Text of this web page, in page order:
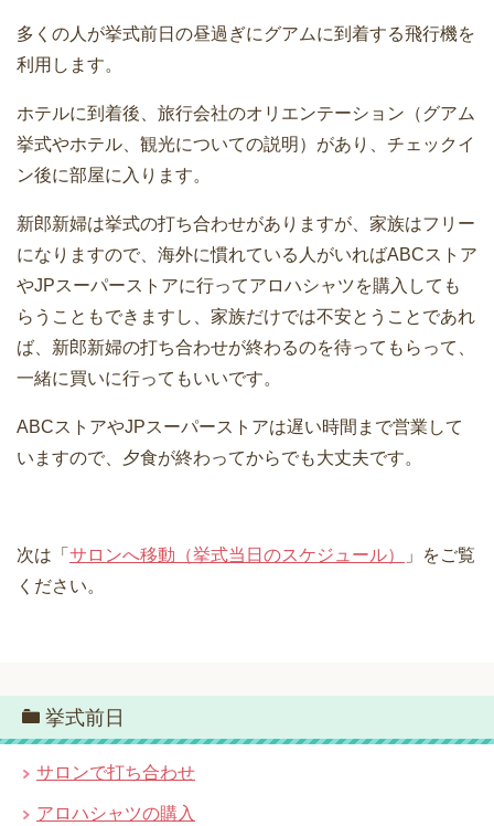
多くの人が挙式前日の昼過ぎにグアムに到着する飛行機を
利用します。
ホテルに到着後、旅行会社のオリエンテーション（グアム
挙式やホテル、観光についての説明）があり、チェックイ
ン後に部屋に入ります。
新郎新婦は挙式の打ち合わせがありますが、家族はフリー
になりますので、海外に慣れている人がいればABCストア
やJPスーパーストアに行ってアロハシャツを購入しても
らうこともできますし、家族だけでは不安とうことであれ
ば、新郎新婦の打ち合わせが終わるのを待ってもらって、
一緒に買いに行ってもいいです。
ABCストアやJPスーパーストアは遅い時間まで営業して
いますので、夕食が終わってからでも大丈夫です。
次は「 サロンへ移動（挙式当日のスケジュール）
」をご覧
ください。
挙式前日
サロンで打ち合わせ
アロハシャツの購入